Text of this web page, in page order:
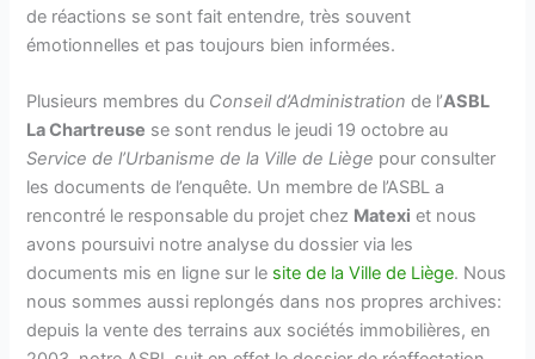
de réactions se sont fait entendre, très souvent
émotionnelles et pas toujours bien informées.
Plusieurs membres du Conseil d’Administration de l’ASBL
La Chartreuse se sont rendus le jeudi 19 octobre au
Service de l’Urbanisme de la Ville de Liège pour consulter
les documents de l’enquête. Un membre de l’ASBL a
rencontré le responsable du projet chez Matexi et nous
avons poursuivi notre analyse du dossier via les
documents mis en ligne sur le site de la Ville de Liège. Nous
nous sommes aussi replongés dans nos propres archives:
depuis la vente des terrains aux sociétés immobilières, en